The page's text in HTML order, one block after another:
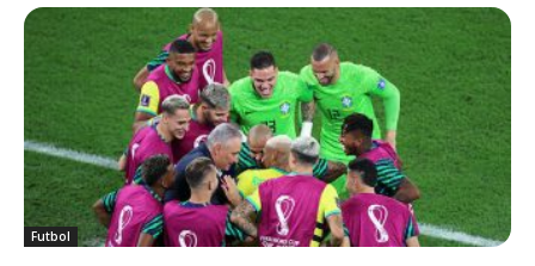
Futbol